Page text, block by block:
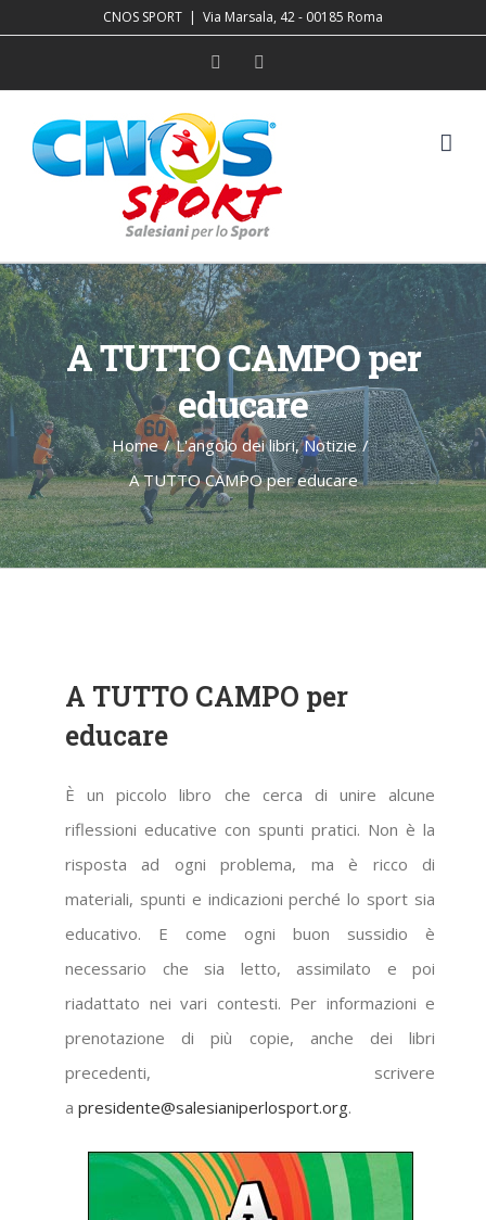
contenuto
CNOS SPORT | Via Marsala, 42 - 00185 Roma
Facebook
A TUTTO CAMPO per
educare
Home / L'angolo dei libri,Notizie /
A TUTTO CAMPO per educare
A TUTTO CAMPO per
educare
È un piccolo libro che cerca di unire alcune
riflessioni educative con spunti pratici. Non è la
risposta ad ogni problema, ma è ricco di
materiali, spunti e indicazioni perché lo sport sia
educativo. E come ogni buon sussidio è
necessario che sia letto, assimilato e poi
riadattato nei vari contesti. Per informazioni e
prenotazione di più copie, anche dei libri
precedenti, scrivere
a presidente@salesianiperlosport.org.